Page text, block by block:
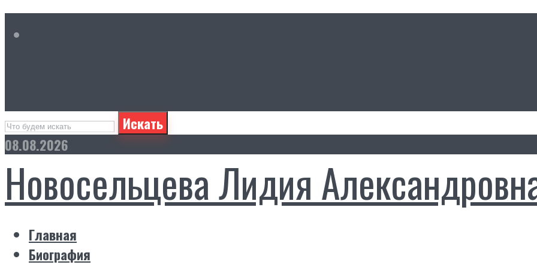
Искать
08.08.2026
Новосельцева Лидия
Главная
Биография